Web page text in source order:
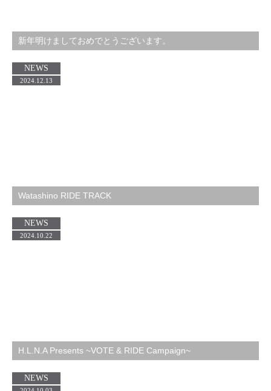
新年明けましておめでとうございます。
Watashino RIDE TRACK
NEWS
2024.12.13
H.L.N.A Presents ~VOTE & RIDE Campaign~
NEWS
2024.10.22
NEWS